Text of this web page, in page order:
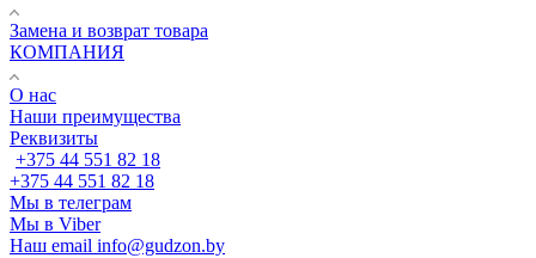
Замена и возврат товара
КОМПАНИЯ
О нас
Наши преимущества
Реквизиты
+375 44 551 82 18
+375 44 551 82 18
Мы в телеграм
Мы в Viber
Наш email info@gudzon.by